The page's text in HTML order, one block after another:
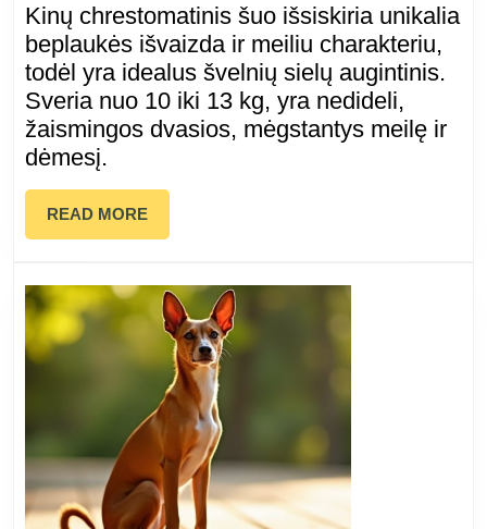
–
ir
Kinų chrestomatinis šuo išsiskiria unikalia
beplaukės išvaizda ir meiliu charakteriu,
todėl yra idealus švelnių sielų augintinis.
Sveria nuo 10 iki 13 kg, yra nedideli,
žaismingos dvasios, mėgstantys meilę ir
dėmesį.
READ MOREREAD
MORE